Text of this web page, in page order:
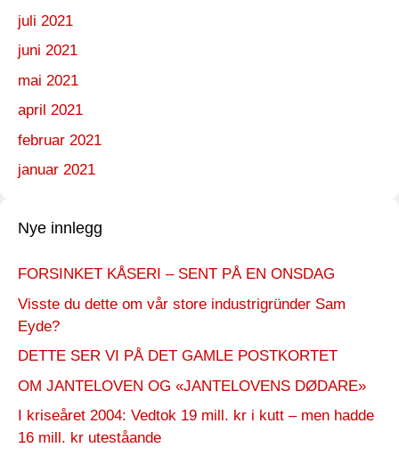
juli 2021
juni 2021
mai 2021
april 2021
februar 2021
januar 2021
Nye innlegg
FORSINKET KÅSERI – SENT PÅ EN ONSDAG
Visste du dette om vår store industrigründer Sam
Eyde?
DETTE SER VI PÅ DET GAMLE POSTKORTET
OM JANTELOVEN OG «JANTELOVENS DØDARE»
I kriseåret 2004: Vedtok 19 mill. kr i kutt – men hadde
16 mill. kr uteståande